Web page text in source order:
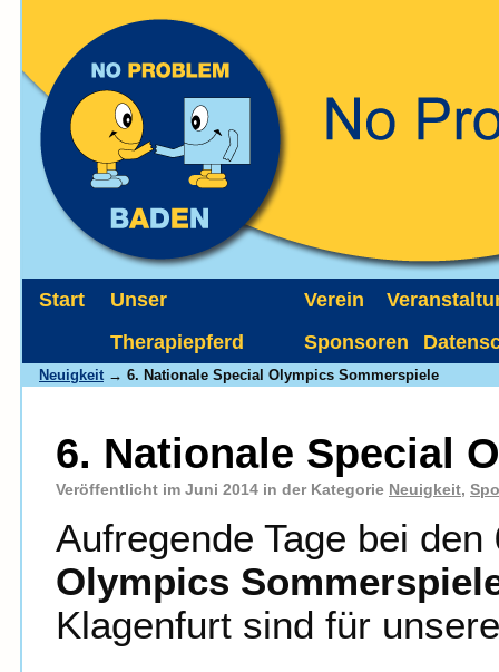
Start
Unser
Therapiepferd
Verein
Sponsoren
Neuigkeit → 6. Nationale Special Olympics Sommerspiele
6. Nationale Special
Veröffentlicht im Juni 2014 in der Kategorie Neuigkeit,
Aufregende Tage bei den
Olympics
Klagenfurt sind für